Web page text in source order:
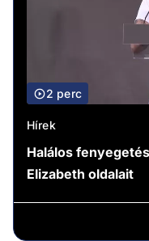
2 perc
Hírek
Halálos
Elizabeth oldalait